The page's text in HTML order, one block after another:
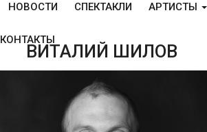
НОВОСТИ СПЕКТАКЛИ АРТИСТЫ
КОНТАКТЫ
ВИТАЛИЙ ШИЛОВ